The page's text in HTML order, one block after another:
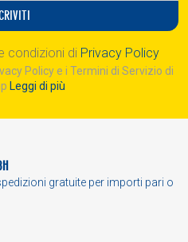
condizioni di Privacy Policy
Policy e i Termini di Servizio di
Leggi di più
gratuite per importi pari o